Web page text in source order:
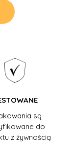
są
do
z żywnością